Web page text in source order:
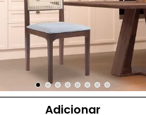
Adicionar